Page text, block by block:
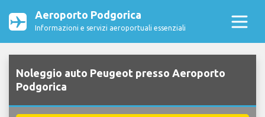
Aeroporto Podgorica
Informazioni e servizi aeroportuali essenziali
Noleggio auto Peugeot presso Aeroporto
Podgorica